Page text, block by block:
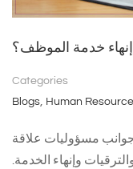
إنهاء خدمة الموظف؟
Categories
Blogs, Human
مسؤوليات علاقة
وإنهاء الخدمة.